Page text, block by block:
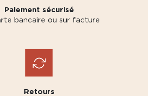
Paiement sécurisé
bancaire ou sur facture
Retours